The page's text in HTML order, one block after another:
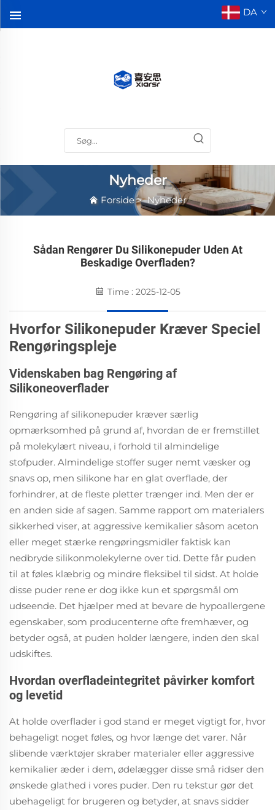
DA
Nyheder
Forside>Nyheder
Sådan Rengører Du Silikonepuder Uden At
Beskadige Overfladen?
Time : 2025-12-05
Hvorfor Silikonepuder Kræver Speciel
Rengøringspleje
Videnskaben bag Rengøring af
Silikoneoverflader
Rengøring af silikonepuder kræver særlig
opmærksomhed på grund af, hvordan de er fremstillet
på molekylært niveau, i forhold til almindelige
stofpuder. Almindelige stoffer suger nemt væsker og
snavs op, men silikone har en glat overflade, der
forhindrer, at de fleste pletter trænger ind. Men der er
en anden side af sagen. Samme rapport om materialers
sikkerhed viser, at aggressive kemikalier såsom aceton
eller meget stærke rengøringsmidler faktisk kan
nedbryde silikonmolekylerne over tid. Dette får puden
til at føles klæbrig og mindre fleksibel til sidst. At holde
disse puder rene er dog ikke kun et spørgsmål om
udseende. Det hjælper med at bevare de hypoallergene
egenskaber, som producenterne ofte fremhæver, og
betyder også, at puden holder længere, inden den skal
udskiftes.
Hvordan overfladeintegritet påvirker komfort
og levetid
At holde overflader i god stand er meget vigtigt for, hvor
behageligt noget føles, og hvor længe det varer. Når
slibende værktøjer skraber materialer eller aggressive
kemikalier æder i dem, ødelægger disse små ridser den
ønskede glathed i vores puder. Den ru tekstur gør det
ubehageligt for brugeren og betyder, at snavs sidder